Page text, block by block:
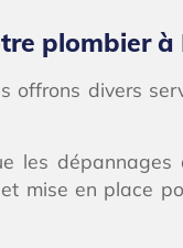
plombier à
offrons divers
mise en place